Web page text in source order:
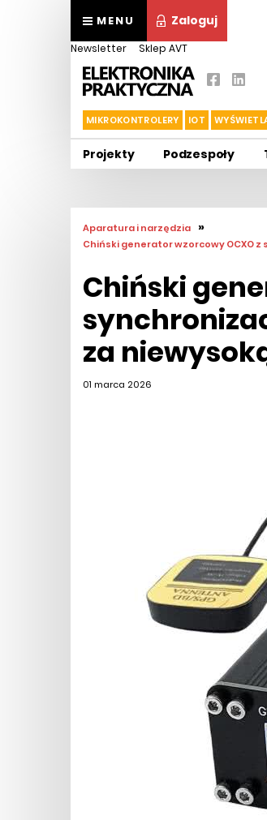
MENU Zaloguj
Newsletter Sklep AVT
MIKROKONTROLERY IOT
Projekty Podzespoły
Aparatura i narzędzia »
Chiński generator wzorcowy OCXO z
Chiński
za
01 marca 2026